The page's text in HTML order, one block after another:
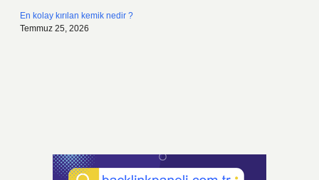
En kolay kırılan kemik nedir ?
Temmuz 25, 2026